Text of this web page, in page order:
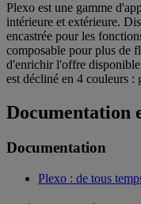
Plexo est une gamme
intérieure et extérieure.
encastrée pour les
composable pour plus de
d'enrichir l'offre
est décliné en 4 couleurs :
Documentation
Documentation
Plexo : de tous